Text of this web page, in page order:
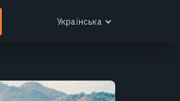
Українська
Português